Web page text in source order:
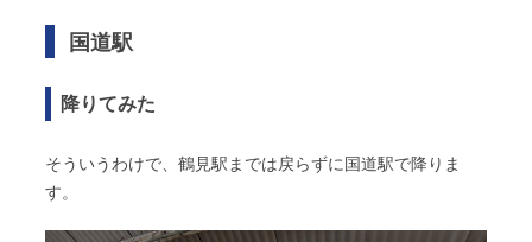
国道駅
降りてみた
そういうわけで、鶴見駅までは戻らずに国道駅で降りま
す。